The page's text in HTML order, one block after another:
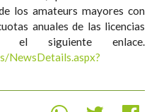
los amateurs mayores con
anuales de las licencias
siguiente enlace.
NewsDetails.aspx?